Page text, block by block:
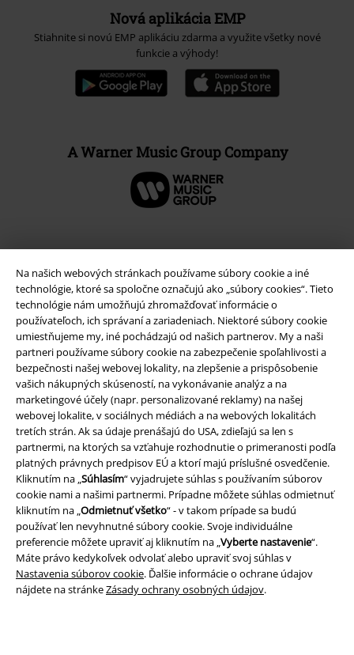
Na našich webových stránkach používame súbory cookie a iné
technológie, ktoré sa spoločne označujú ako „súbory cookies“. Tieto
technológie nám umožňujú zhromažďovať informácie o
používateľoch, ich správaní a zariadeniach. Niektoré súbory cookie
umiestňujeme my, iné pochádzajú od našich partnerov. My a naši
partneri používame súbory cookie na zabezpečenie spoľahlivosti a
bezpečnosti našej webovej lokality, na zlepšenie a prispôsobenie
vašich nákupných skúseností, na vykonávanie analýz a na
marketingové účely (napr. personalizované reklamy) na našej
webovej lokalite, v sociálnych médiách a na webových lokalitách
tretích strán. Ak sa údaje prenášajú do USA, zdieľajú sa len s
partnermi, na ktorých sa vzťahuje rozhodnutie o primeranosti podľa
platných právnych predpisov EÚ a ktorí majú príslušné osvedčenie.
Kliknutím na „Súhlasím“ vyjadrujete súhlas s používaním súborov
cookie nami a našimi partnermi. Prípadne môžete súhlas odmietnuť
kliknutím na „Odmietnuť všetko“ - v takom prípade sa budú
používať len nevyhnutné súbory cookie. Svoje individuálne
preferencie môžete upraviť aj kliknutím na „Vyberte nastavenie“.
Máte právo kedykoľvek odvolať alebo upraviť svoj súhlas v
Nastavenia súborov cookie. Ďalšie informácie o ochrane údajov
nájdete na stránkeZásady ochrany osobných údajov.
Nová aplikácia EMP
Stiahnite si novú EMP aplikáciu zdarma a využite všetky nové
funkcie a výhody!
A Warner Music Group Company
Právne informácie
Podmienky
Imprint
Ochrana osobných údajov
Likvidácia odpadu a ochrana životného prostredia
Vyhlásenie o zhode
Informácie o prístupnosti